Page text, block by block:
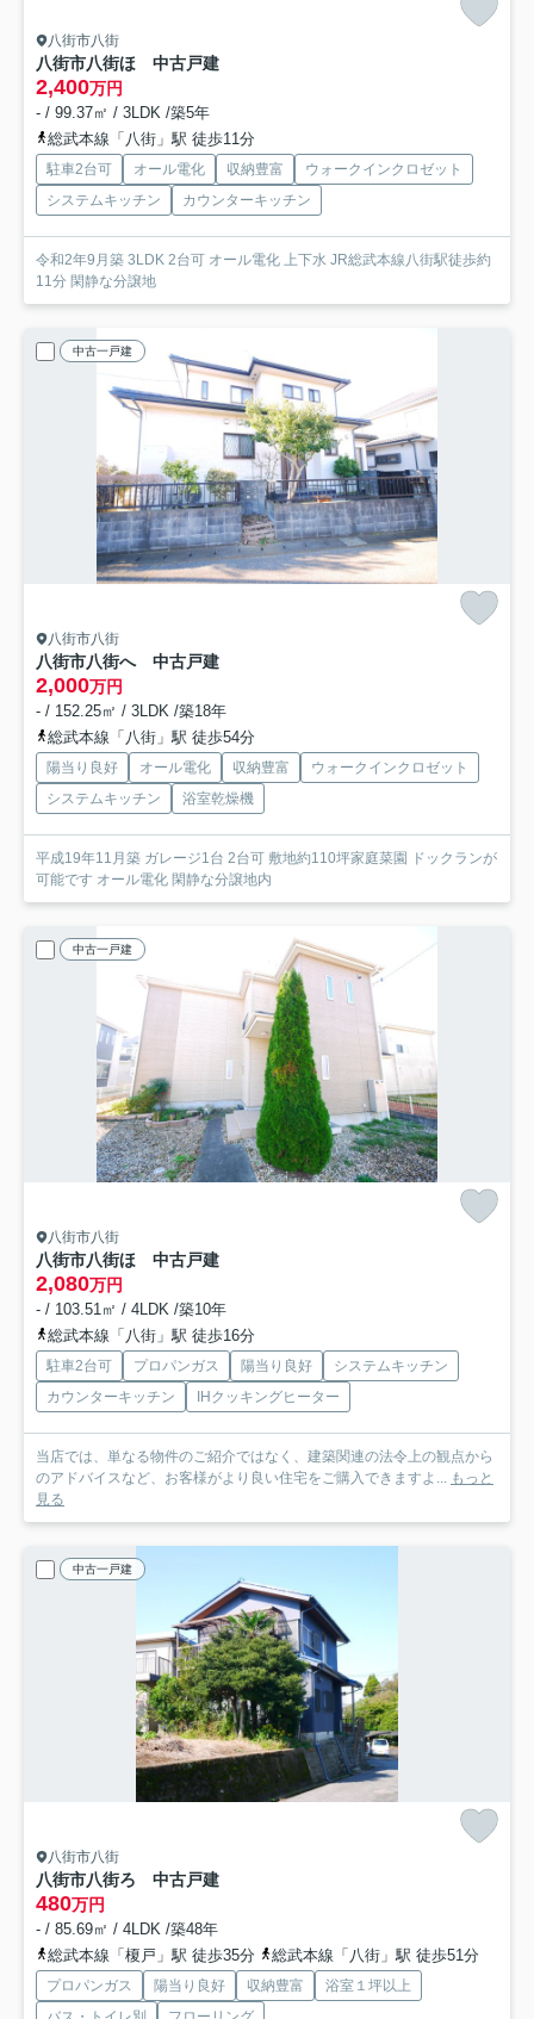
八街市八街
八街市八街ほ 中古戸建
2,400万円
- / 99.37㎡ / 3LDK /築5年
総武本線「八街」駅 徒歩11分
駐車2台可 オール電化 収納豊富
ウォークインクロゼット
システムキッチン
カウンターキッチン
令和2年9月築 3LDK 2台可 オール電化 上下水 JR総武本線八街駅徒歩約
11分 閑静な分譲地
中古一戸建
八街市八街
八街市八街へ 中古戸建
2,000万円
- / 152.25㎡ / 3LDK /築18年
総武本線「八街」駅 徒歩54分
陽当り良好 オール電化 収納豊富
ウォークインクロゼット
システムキッチン
浴室乾燥機
平成19年11月築 ガレージ1台 2台可 敷地約110坪家庭菜園 ドックランが
可能です オール電化 閑静な分譲地内
中古一戸建
八街市八街
八街市八街ほ 中古戸建
2,080万円
- / 103.51㎡ / 4LDK /築10年
総武本線「八街」駅 徒歩16分
駐車2台可 プロパンガス 陽当り良好
システムキッチン
カウンターキッチン
IHクッキングヒーター
当店では、単なる物件のご紹介ではなく、建築関連の法令上の観点から
のアドバイスなど、お客様がより良い住宅をご購入できますよ... もっと
見る
中古一戸建
八街市八街
八街市八街ろ 中古戸建
480万円
- / 85.69㎡ / 4LDK /築48年
総武本線「榎戸」駅 徒歩35分
総武本線「八街」駅 徒歩51分
プロパンガス 陽当り良好 収納豊富
浴室１坪以上